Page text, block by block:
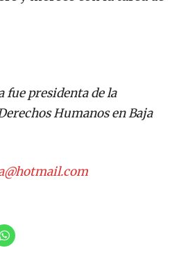
fue presidenta de la
Humanos en Baja